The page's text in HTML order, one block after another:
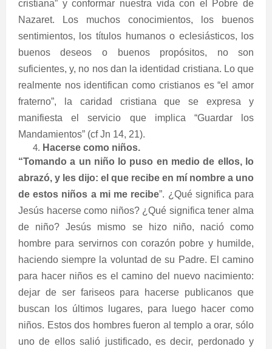
cristiana” y conformar nuestra vida con el Pobre de
Nazaret. Los muchos conocimientos, los buenos
sentimientos, los títulos humanos o eclesiásticos, los
buenos deseos o buenos propósitos, no son
suficientes, y, no nos dan la identidad cristiana. Lo que
realmente nos identifican como cristianos es “el amor
fraterno”, la caridad cristiana que se expresa y
manifiesta el servicio que implica “Guardar los
Mandamientos” (cf Jn 14, 21).
Hacerse como niños.
“Tomando a un niño lo puso en medio de ellos, lo
abrazó, y les dijo: el que recibe en mí nombre a uno
de estos niños a mi me recibe”. ¿Qué significa para
Jesús hacerse como niños? ¿Qué significa tener alma
de niño? Jesús mismo se hizo niño, nació como
hombre para servirnos con corazón pobre y humilde,
haciendo siempre la voluntad de su Padre. El camino
para hacer niños es el camino del nuevo nacimiento:
dejar de ser fariseos para hacerse publicanos que
buscan los últimos lugares, para luego hacer como
niños. Estos dos hombres fueron al templo a orar, sólo
uno de ellos salió justificado, es decir, perdonado y